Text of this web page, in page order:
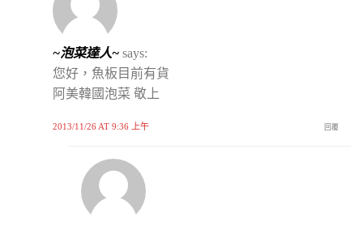
~泡菜達人~ says:
您好，魚板目前有貨
阿美韓國泡菜 敬上
2013/11/26 AT 9:36 上午 回覆